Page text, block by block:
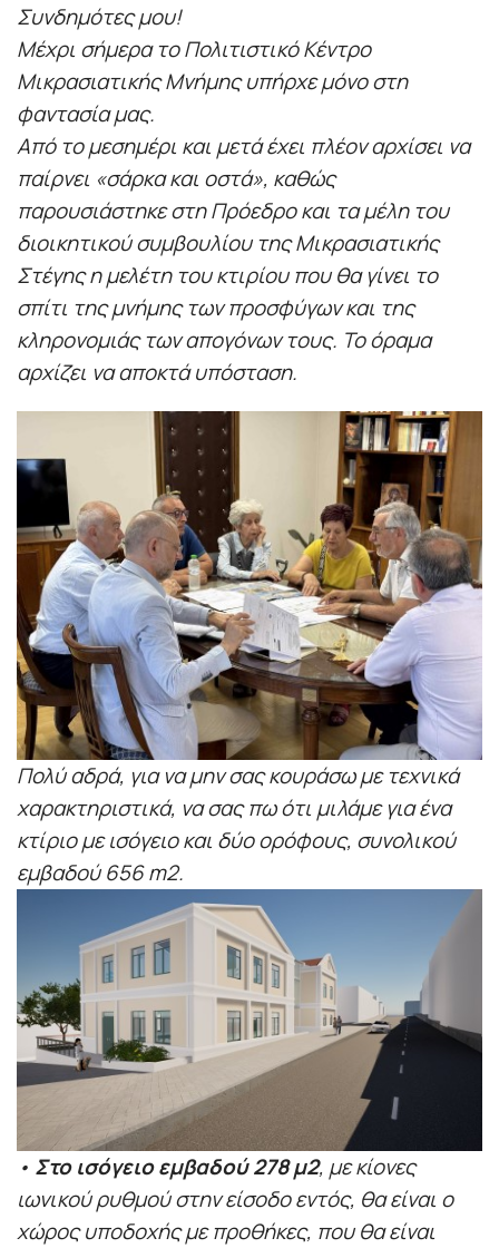
Συνδημότες μου!
Μέχρι σήμερα το Πολιτιστικό Κέντρο
Μικρασιατικής Μνήμης υπήρχε μόνο στη
φαντασία μας.
Από το μεσημέρι και μετά έχει πλέον αρχίσει να
παίρνει «σάρκα και οστά», καθώς
παρουσιάστηκε στη Πρόεδρο και τα μέλη του
διοικητικού συμβουλίου της Μικρασιατικής
Στέγης η μελέτη του κτιρίου που θα γίνει το
σπίτι της μνήμης των προσφύγων και της
κληρονομιάς των απογόνων τους. Το όραμα
αρχίζει να αποκτά υπόσταση.
Πολύ αδρά, για να μην σας κουράσω με τεχνικά
χαρακτηριστικά, να σας πω ότι μιλάμε για ένα
κτίριο με ισόγειο και δύο ορόφους, συνολικού
εμβαδού 656 m2.
• Στο ισόγειο εμβαδού 278 μ2, με κίονες
ιωνικού ρυθμού στην είσοδο εντός, θα είναι ο
χώρος υποδοχής με προθήκες, που θα είναι